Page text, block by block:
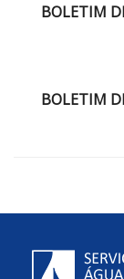
BOLETIM
BOLETIM